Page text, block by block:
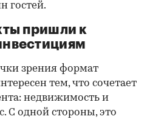
гостей.
пришли к
зрения формат
тем, что сочетает
недвижимость и
С одной стороны, это